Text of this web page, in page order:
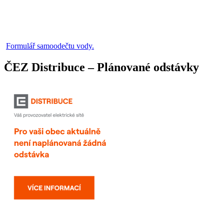
Formulář samoodečtu vody.
ČEZ Distribuce – Plánované odstávky